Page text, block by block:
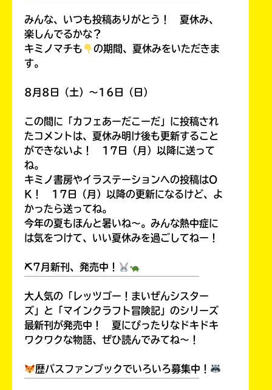
みんな、いつも投稿ありがとう！ 夏休み、
楽しんでるかな？
キミノマチも
の期間、夏休みをいただきま
す。
8月8日（土）～16日（日）
この間に「カフェあーだこーだ」に投稿され
たコメントは、夏休み明け後も更新すること
ができないよ！ 17日（月）以降に送って
ね。
キミノ書房やイラステーションへの投稿はO
K！ 17日（月）以降の更新になるけど、よ
かったら送ってね。
今年の夏もほんと暑いね～。みんな熱中症に
は気をつけて、いい夏休みを過ごしてねー！
⛏7月新刊、発売中！
大人気の「レッツゴー！まいぜんシスター
ズ」と「マインクラフト冒険記」のシリーズ
最新刊が発売中！ 夏にぴったりなドキドキ
ワクワクな物語、ぜひ読んでみてね～！
歴バスファンブックでいろいろ募集中！